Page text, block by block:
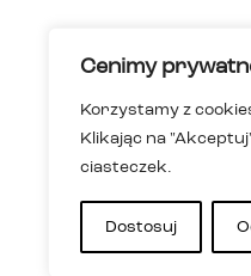
Cenimy
Korzystamy z
Klikając na
ciasteczek.
Dostosuj
Dom Spotkań z
Instytucja kultury
ul. Karowa 20, 00-
dsh@dsh.waw.pl